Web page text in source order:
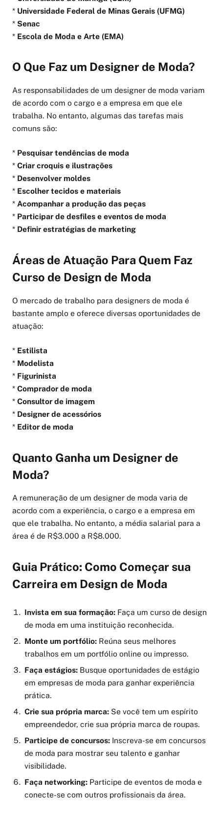
* Universidade Federal de Minas Gerais (UFMG)
* Senac
* Escola de Moda e Arte (EMA)
O Que Faz um Designer de Moda?
As responsabilidades de um designer de moda variam
de acordo com o cargo e a empresa em que ele
trabalha. No entanto, algumas das tarefas mais
comuns são:
* Pesquisar tendências de moda
* Criar croquis e ilustrações
* Desenvolver moldes
* Escolher tecidos e materiais
* Acompanhar a produção das peças
* Participar de desfiles e eventos de moda
* Definir estratégias de marketing
Áreas de Atuação Para Quem Faz
Curso de Design de Moda
O mercado de trabalho para designers de moda é
bastante amplo e oferece diversas oportunidades de
atuação:
* Estilista
* Modelista
* Figurinista
* Comprador de moda
* Consultor de imagem
* Designer de acessórios
* Editor de moda
Quanto Ganha um Designer de
Moda?
A remuneração de um designer de moda varia de
acordo com a experiência, o cargo e a empresa em
que ele trabalha. No entanto, a média salarial para a
área é de R$3.000 a R$8.000.
Guia Prático: Como Começar sua
Carreira em Design de Moda
Invista em sua formação: Faça um curso de design
de moda em uma instituição reconhecida.
Monte um portfólio: Reúna seus melhores
trabalhos em um portfólio online ou impresso.
Faça estágios: Busque oportunidades de estágio
em empresas de moda para ganhar experiência
prática.
Crie sua própria marca: Se você tem um espírito
empreendedor, crie sua própria marca de roupas.
Participe de concursos: Inscreva-se em concursos
de moda para mostrar seu talento e ganhar
visibilidade.
Faça networking: Participe de eventos de moda e
conecte-se com outros profissionais da área.